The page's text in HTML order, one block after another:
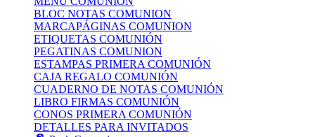
BLOC NOTAS COMUNION
MARCAPÁGINAS COMUNION
ETIQUETAS COMUNIÓN
PEGATINAS COMUNION
ESTAMPAS PRIMERA COMUNIÓN
CAJA REGALO COMUNIÓN
CUADERNO DE NOTAS COMUNIÓN
LIBRO FIRMAS COMUNIÓN
CONOS PRIMERA COMUNIÓN
DETALLES PARA INVITADOS